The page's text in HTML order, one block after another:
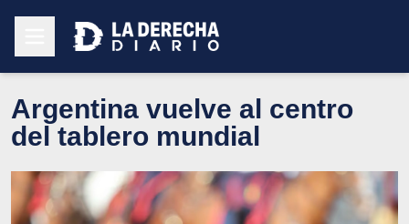
Argentina vuelve al centro
del tablero mundial